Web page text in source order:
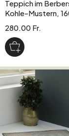
Teppich im
Kohle-Mustern,
280.00 Fr.